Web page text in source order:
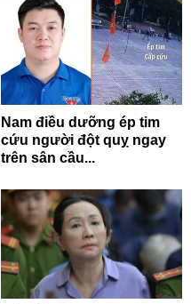
Nam điều dưỡng ép tim
cứu người đột quỵ ngay
trên sân cầu...